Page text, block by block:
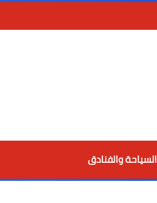
السياحة والفنادق